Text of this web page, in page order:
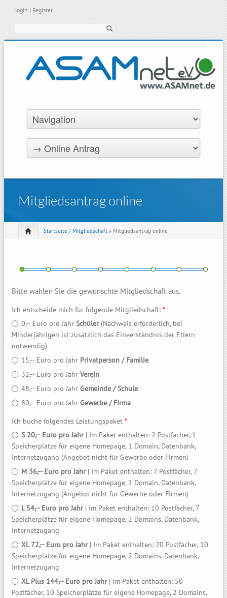
Login | Register
Mitgliedsantrag online
Startseite / Mitgliedschaft » Mitgliedsantrag online
Bitte wählen Sie die gewünschte Mitgliedschaft aus.
Ich entscheide mich für folgende Mitgliedschaft: *
0,-- Euro pro Jahr Schüler (Nachweis erforderlich, bei
Minderjährigen ist zusätzlich das Einverständnis der Eltern
notwendig)
15,-- Euro pro Jahr Privatperson / Familie
32,-- Euro pro Jahr Verein
48,-- Euro pro Jahr Gemeinde / Schule
80,-- Euro pro Jahr Gewerbe / Firma
Ich buche folgendes Leistungspaket *
S 20,-- Euro pro Jahr | Im Paket enthalten: 2 Postfächer, 1
Speicherplätze für eigene Homepage, 1 Domain, Datenbank,
Internetzugang (Angebot nicht für Gewerbe oder Firmen)
M 36,-- Euro pro Jahr | Im Paket enthalten: 7 Postfächer, 7
Speicherplätze für eigene Homepage, 1 Domain, Datenbank,
Internetzugang (Angebot nicht für Gewerbe oder Firmen)
L 54,-- Euro pro Jahr | Im Paket enthalten: 10 Postfächer, 7
Speicherplätze für eigene Homepage, 2 Domains, Datenbank,
Internetzugang
XL 72,-- Euro pro Jahr | Im Paket enthalten: 20 Postfächer, 10
Speicherplätze für eigene Homepage, 2 Domains, Datenbank,
Internetzugang
XL Plus 144,-- Euro pro Jahr | Im Paket enthalten: 50
Postfächer, 10 Speicherplätze für eigene Homepage, 2 Domains,